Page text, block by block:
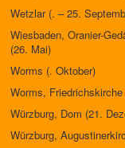
Wetzlar (. – 25.
Wiesbaden, Oranier-
(26. Mai)
Worms (. Oktober)
Worms,
Würzburg, Dom (21.
Würzburg,